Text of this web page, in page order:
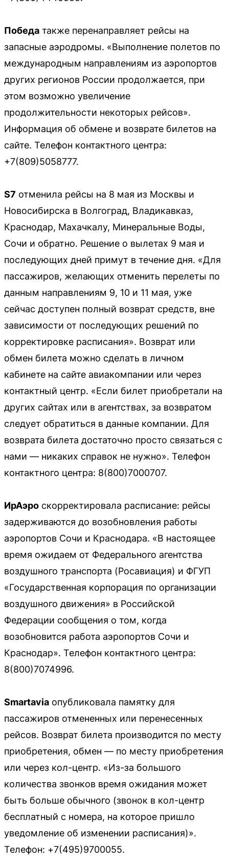
Победа также перенаправляет рейсы на
запасные аэродромы. «Выполнение полетов по
международным направлениям из аэропортов
других регионов России продолжается, при
этом возможно увеличение
продолжительности некоторых рейсов».
Информация об обмене и возврате билетов на
сайте. Телефон контактного центра:
+7(809)5058777.
S7 отменила рейсы на 8 мая из Москвы и
Новосибирска в Волгоград, Владикавказ,
Краснодар, Махачкалу, Минеральные Воды,
Сочи и обратно. Решение о вылетах 9 мая и
последующих дней примут в течение дня. «Для
пассажиров, желающих отменить перелеты по
данным направлениям 9, 10 и 11 мая, уже
сейчас доступен полный возврат средств, вне
зависимости от последующих решений по
корректировке расписания». Возврат или
обмен билета можно сделать в личном
кабинете на сайте авиакомпании или через
контактный центр. «Если билет приобретали на
других сайтах или в агентствах, за возвратом
следует обратиться в данные компании. Для
возврата билета достаточно просто связаться с
нами — никаких справок не нужно». Телефон
контактного центра: 8(800)7000707.
ИрАэро скорректировала расписание: рейсы
задерживаются до возобновления работы
аэропортов Сочи и Краснодара. «В настоящее
время ожидаем от Федерального агентства
воздушного транспорта (Росавиация) и ФГУП
«Государственная корпорация по организации
воздушного движения» в Российской
Федерации сообщения о том, когда
возобновится работа аэропортов Сочи и
Краснодар». Телефон контактного центра:
8(800)7074996.
Smartavia опубликовала памятку для
пассажиров отмененных или перенесенных
рейсов. Возврат билета производится по месту
приобретения, обмен — по месту приобретения
или через кол-центр. «Из-за большого
количества звонков время ожидания может
быть больше обычного (звонок в кол-центр
бесплатный с номера, на которое пришло
уведомление об изменении расписания)».
Телефон: +7(495)9700055.